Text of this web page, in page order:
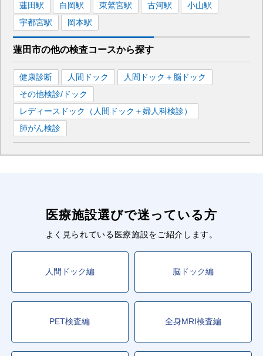
蓮田駅 白岡駅 東鷲宮駅 古河駅 小山駅
宇都宮駅 岡本駅
蓮田市の他の検査コースから探す
健康診断 人間ドック
人間ドック＋脳ドック
その他検診/ドック
レディースドック（人間ドック＋婦人科検診）
肺がん検診
医療施設選びで迷っている方
よく見られている医療施設をご紹介します。
人間ドック編 脳ドック編
PET検査編 全身MRI検査編